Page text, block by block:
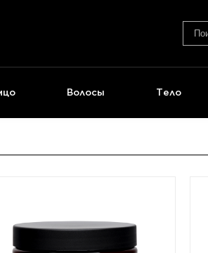
Волосы Тело